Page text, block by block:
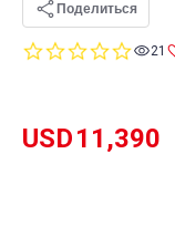
0.021
USD11,390
Поделиться